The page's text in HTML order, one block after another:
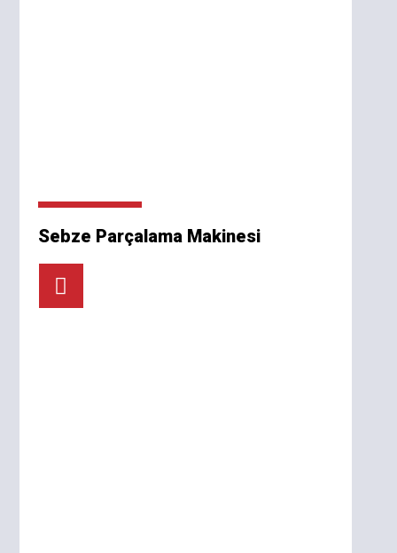
Sebze Parçalama Makinesi